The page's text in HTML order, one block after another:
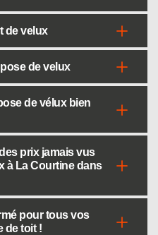
de velux
de velux
de vélux bien
prix jamais vus
à La Courtine dans
pour tous vos
de toit !